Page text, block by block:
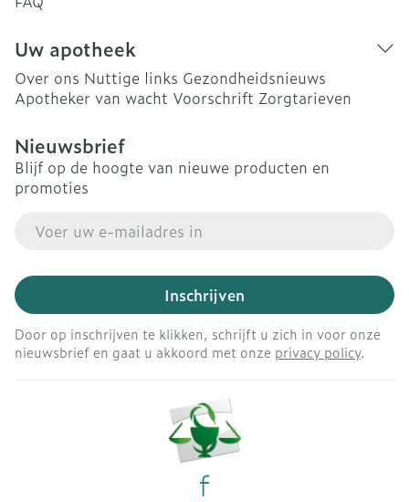
Uw apotheek
Over ons Nuttige links Gezondheidsnieuws
Apotheker van wacht Voorschrift Zorgtarieven
Nieuwsbrief
Blijf op de hoogte van nieuwe producten en
promoties
Inschrijven
Door op inschrijven te klikken, schrijft u zich in voor onze
nieuwsbrief en gaat u akkoord met onze privacy policy.